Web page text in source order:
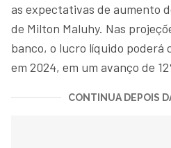
as expectativas de aumento
de Milton Maluhy. Nas
banco, o lucro líquido poderá
em 2024, em um avanço de
CONTINUA DEPOIS